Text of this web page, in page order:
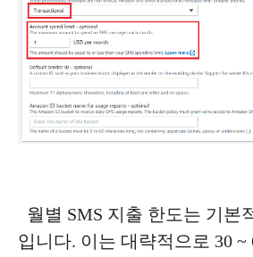
월별 SMS 지출 한도는 기본
입니다. 이는 대략적으로 30 ~